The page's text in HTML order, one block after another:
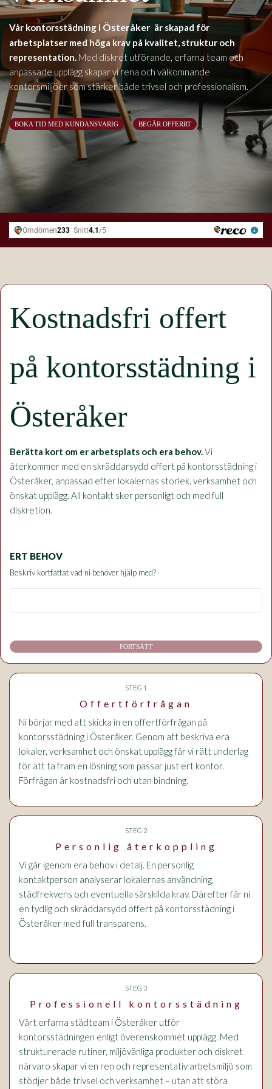
Vår kontorsstädning i Österåker är skapad för
arbetsplatser med höga krav på kvalitet, struktur och
representation. Med diskret utförande, erfarna team och
anpassade upplägg skapar vi rena och välkomnande
kontorsmiljöer som stärker både trivsel och professionalism.
BOKA TID MED KUNDANSVARIG BEGÄR OFFERRT
Kostnadsfri offert
på kontorsstädning i
Österåker
Berätta kort om er arbetsplats och era behov.Vi
återkommer med en skräddarsydd offert på kontorsstädning i
Österåker, anpassad efter lokalernas storlek, verksamhet och
önskat upplägg. All kontakt sker personligt och med full
diskretion.
ERT BEHOV
Beskriv kortfattat vad ni behöver hjälp med?
FORTSÄTT
STEG 1
Offertförfrågan
Ni börjar med att skicka in en offertförfrågan på
kontorsstädning i Österåker. Genom att beskriva era
lokaler, verksamhet och önskat upplägg får vi rätt underlag
för att ta fram en lösning som passar just ert kontor.
Förfrågan är kostnadsfri och utan bindning.
STEG 2
Personlig återkoppling
Vi går igenom era behov i detalj. En personlig
kontaktperson analyserar lokalernas användning,
städfrekvens och eventuella särskilda krav. Därefter får ni
en tydlig och skräddarsydd offert på kontorsstädning i
Österåker med full transparens.
STEG 3
Professionell kontorsstädning
Vårt erfarna städteam i Österåker utför
kontorsstädningen enligt överenskommet upplägg. Med
strukturerade rutiner, miljövänliga produkter och diskret
närvaro skapar vi en ren och representativ arbetsmiljö som
stödjer både trivsel och verksamhet – utan att störa